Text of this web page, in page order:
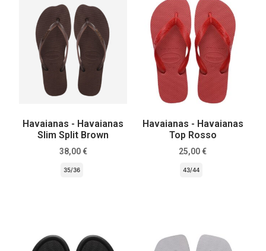
Havaianas - Havaianas
Slim Split Brown
38,00 €
35/36
Havaianas - Havaianas
Top Rosso
25,00 €
43/44